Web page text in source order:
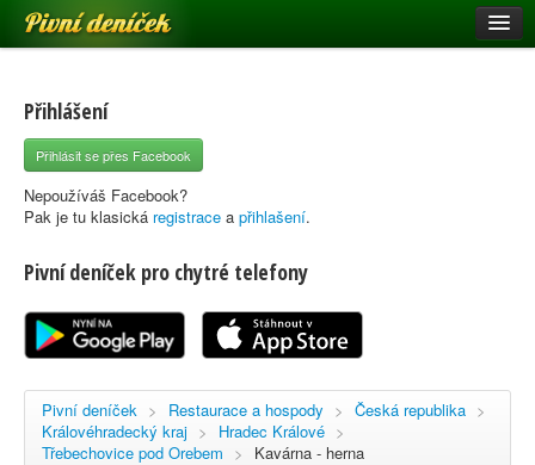
Pivní deníček
Pivní mapa
Pivní značky
Nápověda
Registrace
Přihlášení
Přihlásit se přes Facebook
Nepoužíváš Facebook?
Pak je tu klasická registrace a přihlašení.
Pivní deníček pro chytré telefony
Pivní deníček > Restaurace a hospody > Česká republika >
Královéhradecký kraj > Hradec Králové >
Třebechovice pod Orebem > Kavárna - herna